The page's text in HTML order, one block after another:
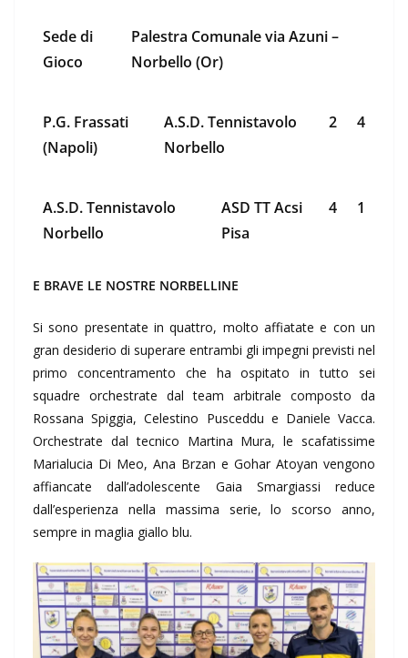
Sede di
Gioco
Palestra Comunale via Azuni –
Norbello (Or)
P.G. Frassati
(Napoli)
A.S.D. Tennistavolo
Norbello
2 4
A.S.D. Tennistavolo
Norbello
ASD TT Acsi
Pisa
4 1
E BRAVE LE NOSTRE NORBELLINE
Si sono presentate in quattro, molto affiatate e con un
gran desiderio di superare entrambi gli impegni previsti nel
primo concentramento che ha ospitato in tutto sei
squadre orchestrate dal team arbitrale composto da
Rossana Spiggia, Celestino Pusceddu e Daniele Vacca.
Orchestrate dal tecnico Martina Mura, le scafatissime
Marialucia Di Meo, Ana Brzan e Gohar Atoyan vengono
affiancate dall’adolescente Gaia Smargiassi reduce
dall’esperienza nella massima serie, lo scorso anno,
sempre in maglia giallo blu.